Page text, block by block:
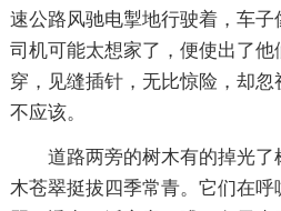
速公路风驰电掣地行驶着，车
司机可能太想家了，便使出了他
穿，见缝插针，无比惊险，却
不应该。
道路两旁的树木有的掉光
木苍翠挺拔四季常青。它们在